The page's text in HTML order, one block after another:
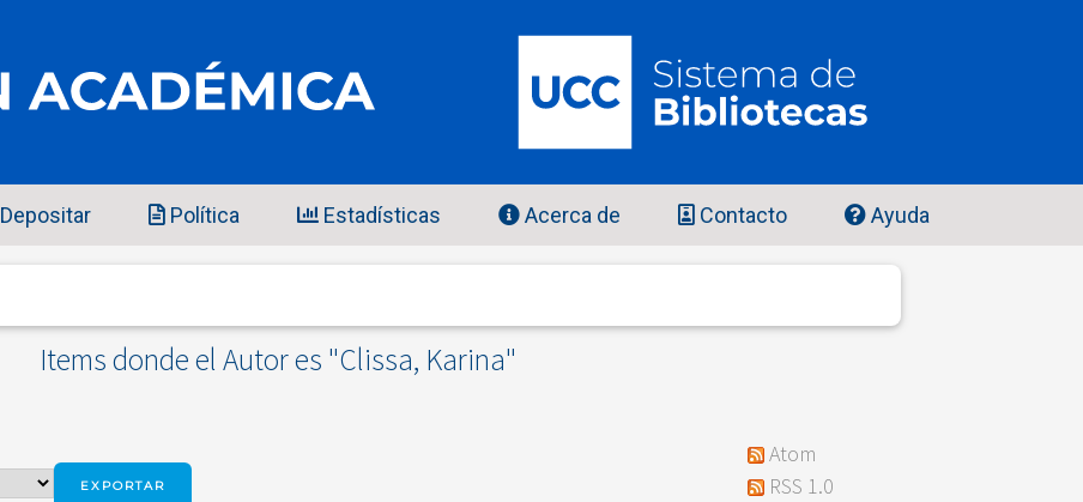
Depositar Política Estadísticas Acerca de Contacto Ayuda
Items donde el Autor es "Clissa, Karina"
Atom
RSS 1.0